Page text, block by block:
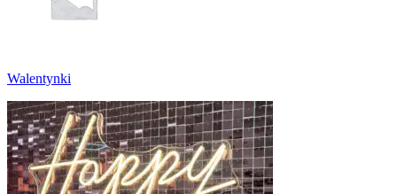
Walentynki